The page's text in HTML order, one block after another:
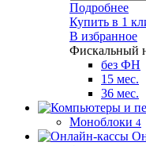
Подробнее
Купить в 1
В избранное
Фискальный
без ФН
15 мес.
36 мес.
Моноблоки 4